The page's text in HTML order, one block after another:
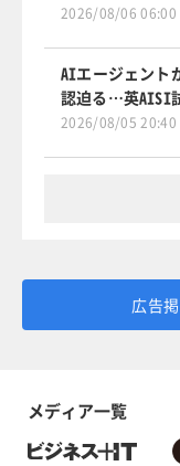
2026/08/06 06:00
AIエージェント
認迫る…英AISI
2026/08/05 20:40
広告
メディア一覧